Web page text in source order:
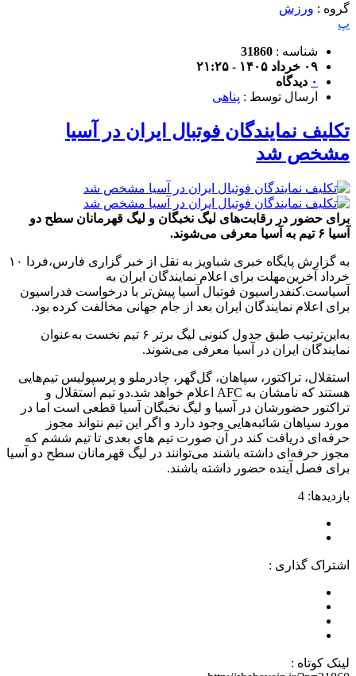
گروه : ورزش
پ
شناسه : 31860
۰۹ خرداد ۱۴۰۵ - ۲۱:۲۵
۰ دیدگاه
ارسال توسط : پناهی
تکلیف نمایندگان فوتبال ایران در آسیا
مشخص شد
برای حضور در رقابت‌های لیگ نخبگان و لیگ قهرمانان سطح دو
آسیا ۶ تیم به آسیا معرفی می‌شوند.
به گزارش پایگاه خبری شباویز به نقل از خبر گزاری فارس،فردا ۱۰
خرداد آخرین‌مهلت برای اعلام نمایندگان ایران به
آسیاست.کنفدراسیون فوتبال آسیا پیش‌تر با درخواست فدراسیون
برای اعلام نمایندگان ایران بعد از جام جهانی مخالفت کرده بود.
به‌این‌ترتیب طبق جدول کنونی لیگ برتر ۶ تیم نخست به‌عنوان
نمایندگان ایران در آسیا معرفی می‌شوند.
استقلال، تراکتور، سپاهان، گل‌گهر، چادرملو و پرسپولیس تیم‌هایی
هستند که نامشان به AFC اعلام خواهد شد.دو تیم استقلال و
تراکتور حضورشان در آسیا و لیگ نخبگان آسیا قطعی است اما در
مورد سپاهان شائبه‌هایی وجود دارد و اگر این تیم نتواند مجوز
حرفه‌ای دریافت کند در آن صورت تیم های بعدی تا تیم ششم که
مجوز حرفه‌ای داشته باشند می‌توانند در لیگ قهرمانان سطح دو آسیا
برای فصل آینده حضور داشته باشند.
بازدیدها: 4
اشتراک گذاری :
لینک کوتاه :